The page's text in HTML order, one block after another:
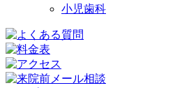
小児歯科